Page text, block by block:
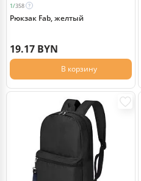
1/358
Рюкзак Fab, желтый
19.17 BYN
В корзину